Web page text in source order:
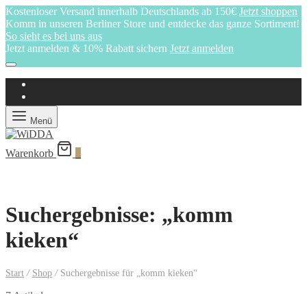
Kostenloser Versand innerhalb Deutschlands ab 150€ Jetzt shoppen
Komm in unseren Berliner Store und entdecke das ganze Sortiment!
So sieht es bei uns aus
Jetzt anmelden & 10% Rabatt sichern Jetzt anmelden
Menü
Warenkorb
Suchergebnisse: „komm
kieken“
Start / Shop /Suchergebnisse für „komm kieken“